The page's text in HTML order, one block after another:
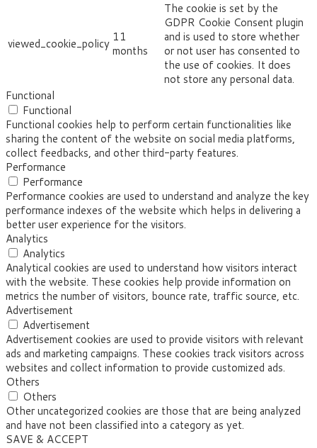
viewed_cookie_policy 11
months
The cookie is set by the
GDPR Cookie Consent plugin
and is used to store whether
or not user has consented to
the use of cookies. It does
not store any personal data.
Functional
Functional
Functional cookies help to perform certain functionalities like
sharing the content of the website on social media platforms,
collect feedbacks, and other third-party features.
Performance
Performance
Performance cookies are used to understand and analyze the key
performance indexes of the website which helps in delivering a
better user experience for the visitors.
Analytics
Analytics
Analytical cookies are used to understand how visitors interact
with the website. These cookies help provide information on
metrics the number of visitors, bounce rate, traffic source, etc.
Advertisement
Advertisement
Advertisement cookies are used to provide visitors with relevant
ads and marketing campaigns. These cookies track visitors across
websites and collect information to provide customized ads.
Others
Others
Other uncategorized cookies are those that are being analyzed
and have not been classified into a category as yet.
SAVE & ACCEPT